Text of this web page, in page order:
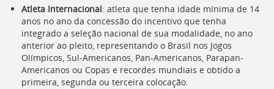
Atleta Internacional: atleta que tenha idade mínima de 14
anos no ano da concessão do incentivo que tenha
integrado a seleção nacional de sua modalidade, no ano
anterior ao pleito, representando o Brasil nos Jogos
Olímpicos, Sul-Americanos, Pan-Americanos, Parapan-
Americanos ou Copas e recordes mundiais e obtido a
primeira, segunda ou terceira colocação.